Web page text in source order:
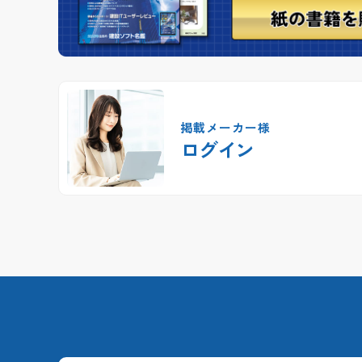
掲載メーカー様
ログイン